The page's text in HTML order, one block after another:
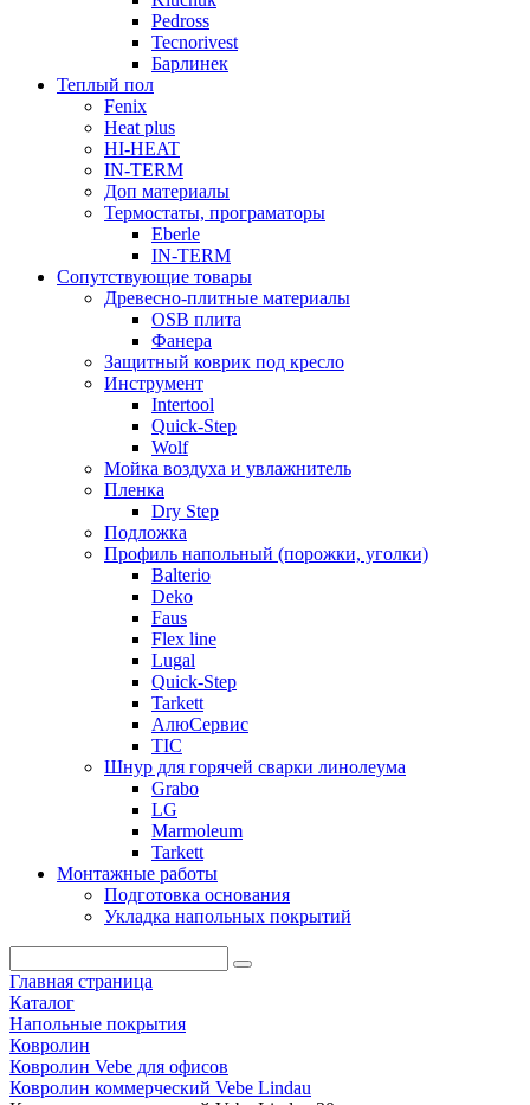
Pedross
Tecnorivest
Барлинек
Теплый пол
Fenix
Heat plus
HI-HEAT
IN-TERM
Доп материалы
Термостаты, програматоры
Eberle
IN-TERM
Сопутствующие товары
Древесно-плитные материалы
OSB плита
Фанера
Защитный коврик под кресло
Инструмент
Intertool
Quick-Step
Wolf
Мойка воздуха и увлажнитель
Пленка
Dry Step
Подложка
Профиль напольный (порожки, уголки)
Balterio
Deko
Faus
Flex line
Lugal
Quick-Step
Tarkett
АлюСервис
ТІС
Шнур для горячей сварки линолеума
Grabo
LG
Marmoleum
Tarkett
Монтажные работы
Подготовка основания
Укладка напольных покрытий
Главная страница
Каталог
Напольные покрытия
Ковролин
Ковролин Vebe для офисов
Ковролин коммерческий Vebe Lindau